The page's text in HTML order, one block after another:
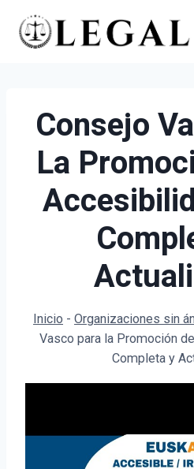
Saltar
Consejo
La
Inicio - Organizaciones sin
Vasco para la Promoción
Completa y